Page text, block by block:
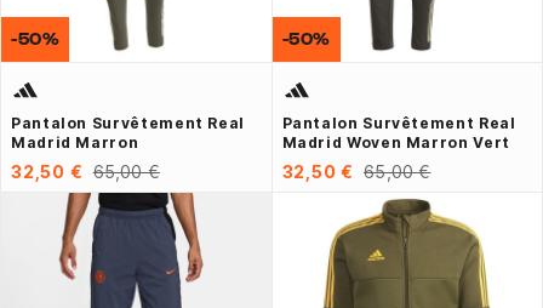
Pantalon Survêtement Real
Madrid Marron
32,50 € 65,00 €
-50%
Pantalon Survêtement Real
Madrid Woven Marron Vert
32,50 € 65,00 €
-50%